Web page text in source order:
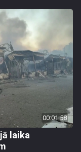
00:01:58
laika